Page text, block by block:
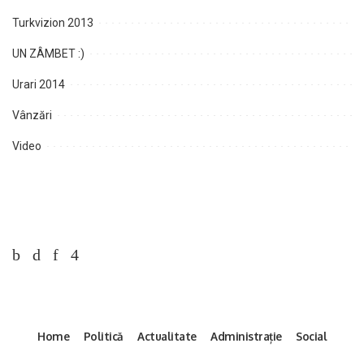
Turkvizion 2013
UN ZÂMBET :)
Urari 2014
Vânzări
Video
Home Politică Actualitate Administrație
Social